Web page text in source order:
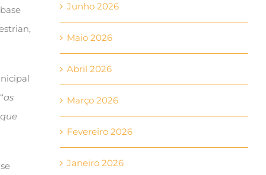
as
Junho 2026
Maio 2026
Abril 2026
Março 2026
Fevereiro 2026
Janeiro 2026